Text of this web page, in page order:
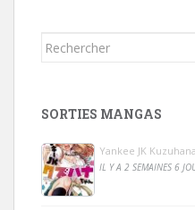
Rechercher...
SORTIES MANGAS
Yankee JK
IL Y A 2 SEMAINES 6